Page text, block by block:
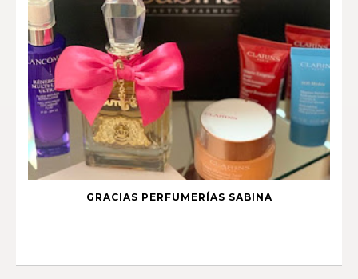
GRACIAS PERFUMERÍAS SABINA